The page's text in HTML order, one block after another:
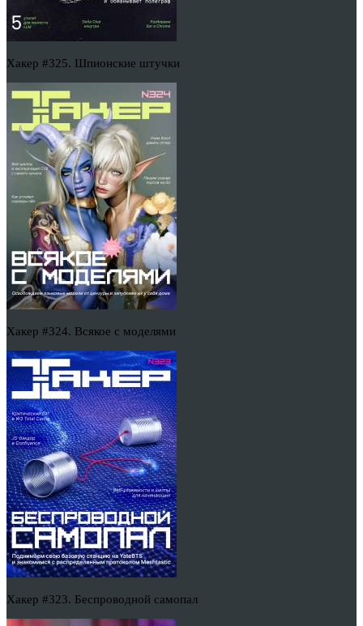
Хакер #325. Шпионские штучки
Хакер #324. Всякое с моделями
Хакер #323. Беспроводной самопал